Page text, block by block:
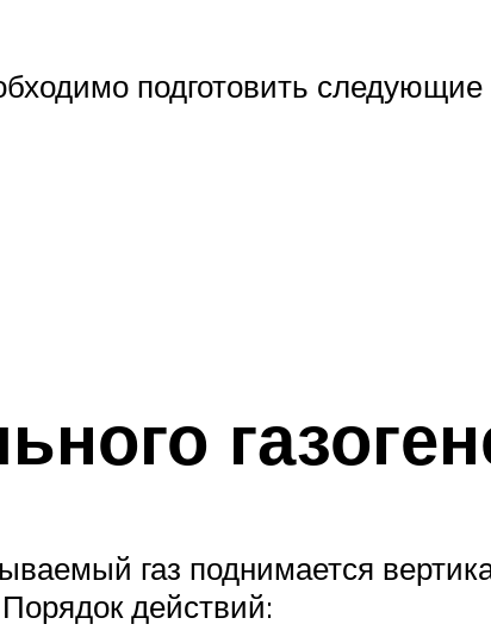
подготовить
газ поднимается
действий: